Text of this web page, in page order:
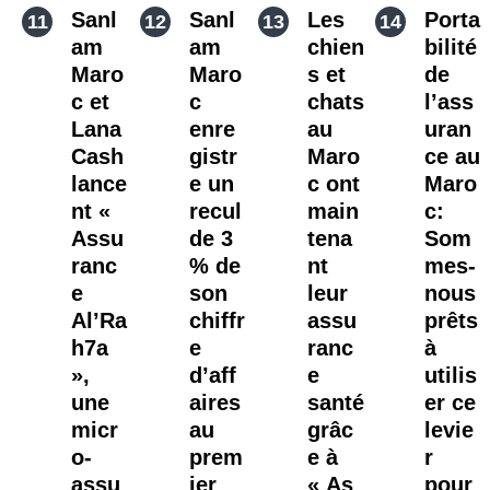
Sanl
am
Maro
c et
Lana
Cash
lance
nt «
Assu
ranc
e
Al’Ra
h7a
»,
une
micr
o-
assu
Sanl
am
Maro
c
enre
gistr
e un
recul
de 3
% de
son
chiffr
e
d’aff
aires
au
prem
ier
Les
chien
s et
chats
au
Maro
c ont
main
tena
nt
leur
assu
ranc
e
santé
grâc
e à
« As
Porta
bilité
de
l’ass
uran
ce au
Maro
c:
Som
mes-
nous
prêts
à
utilis
er ce
levie
r
pour